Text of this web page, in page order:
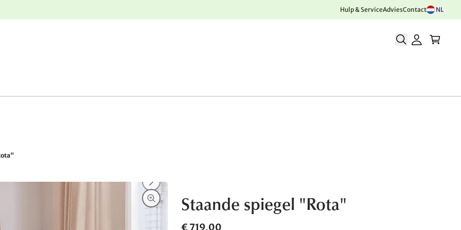
Hulp & ServiceAdviesContact NL
Staande spiegel "Rota"
€ 719,00